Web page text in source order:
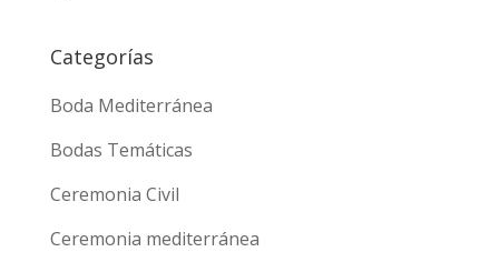
Categorías
Boda Mediterránea
Bodas Temáticas
Ceremonia Civil
Ceremonia mediterránea